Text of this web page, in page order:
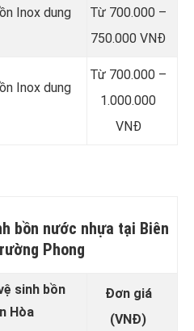
Inox dung
Từ 700.000 –
750.000 VNĐ
Inox dung
Từ 700.000 –
1.000.000
VNĐ
bồn nước nhựa tại Biên
Phong
sinh bồn
Hòa
Đơn giá
(VNĐ)